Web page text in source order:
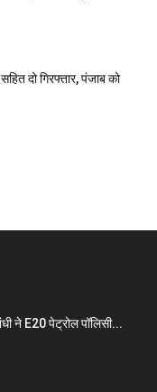
दो गिरफ्तार, पंजाब को
ने E20 पेट्रोल पॉलिसी...